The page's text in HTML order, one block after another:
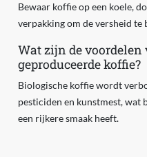
Bewaar koffie op een koele,
verpakking om de versheid te
Wat zijn de
geproduceerde koffie?
Biologische koffie wordt
pesticiden en kunstmest, wat
een rijkere smaak heeft.